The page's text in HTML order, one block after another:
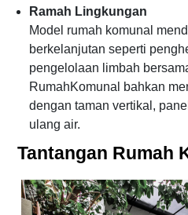
Ramah Lingkungan
Model rumah komunal
berkelanjutan seperti
pengelolaan limbah
RumahKomunal bahkan
dengan taman vertikal,
ulang air.
Tantangan Rumah